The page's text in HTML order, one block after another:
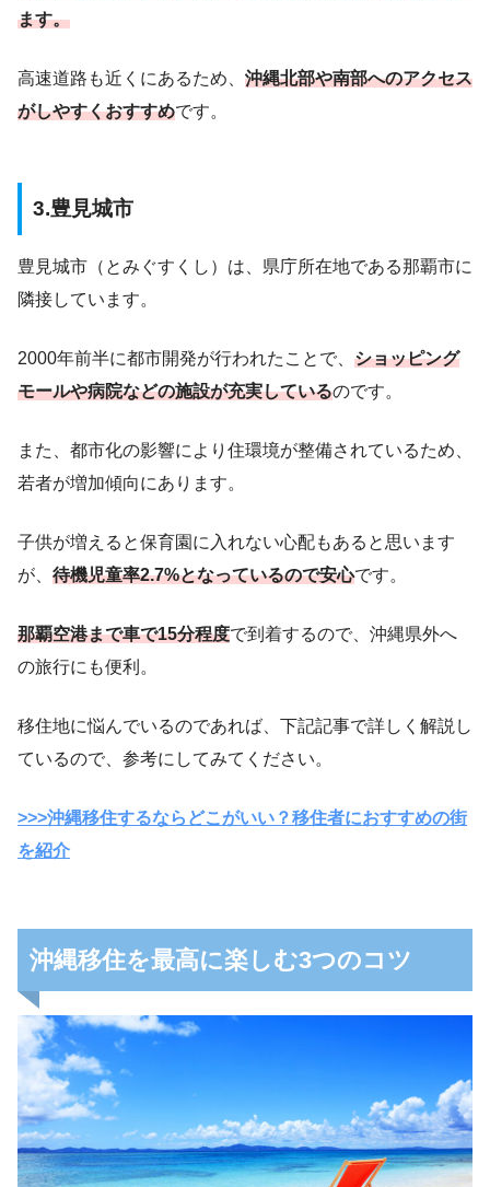
ます。
高速道路も近くにあるため、 沖縄北部や南部へのアクセス
がしやすくおすすめです。
3.豊見城市
豊見城市（とみぐすくし）は、県庁所在地である那覇市に
隣接しています。
2000年前半に都市開発が行われたことで、 ショッピング
モールや病院などの施設が充実しているのです。
また、都市化の影響により住環境が整備されているため、
若者が増加傾向にあります。
子供が増えると保育園に入れない心配もあると思います
が、 待機児童率2.7%となっているので安心です。
那覇空港まで車で15分程度で到着するので、沖縄県外へ
の旅行にも便利。
移住地に悩んでいるのであれば、下記記事で詳しく解説し
ているので、参考にしてみてください。
>>>沖縄移住するならどこがいい？移住者におすすめの街
を紹介
沖縄移住を最高に楽しむ3つのコツ